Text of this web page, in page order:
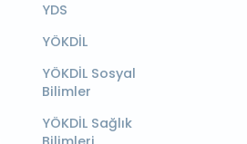
YDS
YÖKDİL
YÖKDİL Sosyal
Bilimler
YÖKDİL Sağlık